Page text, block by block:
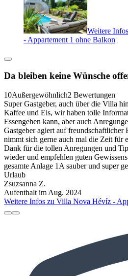
Weitere
- Appartement 1 ohne Balkon
Da bleiben keine Wünsche
10Außergewöhnlich2 Bewertungen
Super Gastgeber, auch über die Villa
Kaffee und Eis, wir haben tolle
Essengehen kann, aber auch
Gastgeber agiert auf freundschaftlicher
nimmt sich gerne auch mal die Zeit für
Dank für die tollen Anregungen und
wieder und empfehlen guten
gesamte Anlage 1A sauber und super
Urlaub
Zsuzsanna Z.
Aufenthalt im Aug. 2024
Weitere Infos zu Villa Nova Hévíz -